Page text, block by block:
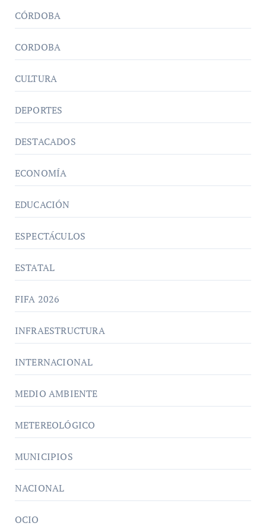
CÓRDOBA
CORDOBA
CULTURA
DEPORTES
DESTACADOS
ECONOMÍA
EDUCACIÓN
ESPECTÁCULOS
ESTATAL
FIFA 2026
INFRAESTRUCTURA
INTERNACIONAL
MEDIO AMBIENTE
METEREOLÓGICO
MUNICIPIOS
NACIONAL
OCIO